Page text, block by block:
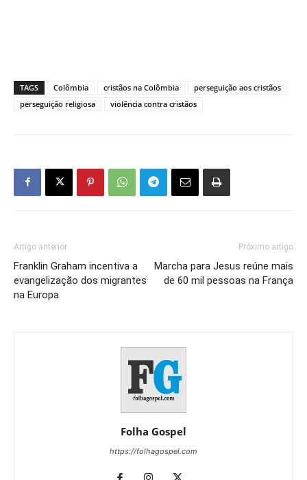
TAGS Colômbia cristãos na Colômbia
perseguição aos cristãos
perseguição religiosa
violência contra cristãos
Artigo anterior
Franklin Graham incentiva a
evangelização dos migrantes
na Europa
Próximo artigo
Marcha para Jesus reúne mais
de 60 mil pessoas na França
Folha Gospel
https://folhagospel.com